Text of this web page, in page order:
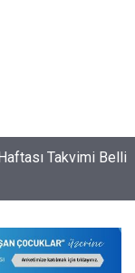
Takvimi Belli